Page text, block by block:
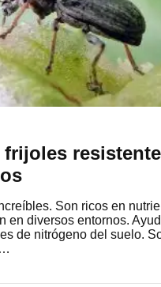
Son ricos en
en diversos entornos.
de nitrógeno del suelo.